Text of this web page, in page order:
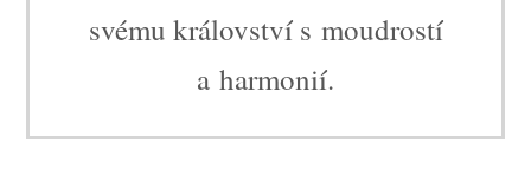
svému království s moudrostí
a harmonií.